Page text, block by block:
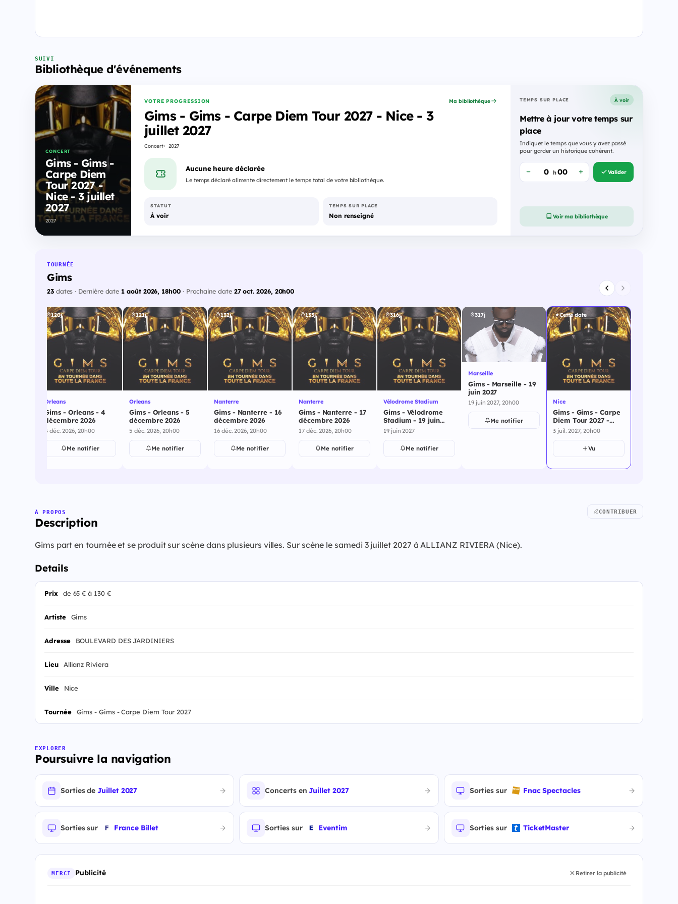
SUIVI
Bibliothèque d'événements
CONCERT
Gims - Gims -
Carpe Diem
Tour 2027 -
Nice - 3 juillet
2027
2027
VOTRE PROGRESSION
Gims - Gims - Carpe Diem Tour 2027 - Nice - 3
juillet 2027
Concert 2027
Ma bibliothèque
Aucune heure déclarée
Le temps déclaré alimente directement le temps total de votre bibliothèque.
STATUT
À voir
TEMPS SUR PLACE
Non renseigné
TEMPS SUR PLACE À voir
Mettre à jour votre temps sur
place
Indiquez le temps que vous y avez passé
pour garder un historique cohérent.
h Valider
Voir ma bibliothèque
TOURNÉE
Gims
23dates · Dernière date 1 août 2026, 18h00· Prochaine date 27 oct. 2026, 20h00
120j
Orleans
Gims - Orleans - 4
décembre 2026
4 déc. 2026, 20h00
Me notifier
121j
Orleans
Gims - Orleans - 5
décembre 2026
5 déc. 2026, 20h00
Me notifier
132j
Nanterre
Gims - Nanterre - 16
décembre 2026
16 déc. 2026, 20h00
Me notifier
133j
Nanterre
Gims - Nanterre - 17
décembre 2026
17 déc. 2026, 20h00
Me notifier
316j
Vélodrome Stadium
Gims - Vélodrome
Stadium - 19 juin
2027
19 juin 2027
Me notifier
317j
Marseille
Gims - Marseille - 19
juin 2027
19 juin 2027, 20h00
Me notifier
Cette date
Nice
Gims - Gims - Carpe
Diem Tour 2027 -
Nice - 3 juillet 2027
3 juil. 2027, 20h00
Vu
À PROPOS
Description
CONTRIBUER
Gims part en tournée et se produit sur scène dans plusieurs villes. Sur scène le samedi 3 juillet 2027 à ALLIANZ RIVIERA (Nice).
Details
Prix de 65 € à 130 €
Artiste Gims
Adresse BOULEVARD DES JARDINIERS
Lieu Allianz Riviera
Ville Nice
Tournée Gims - Gims - Carpe Diem Tour 2027
EXPLORER
Poursuivre la navigation
Sorties deJuillet 2027 Concerts enJuillet 2027 Sorties sur Fnac Spectacles
Sorties sur France Billet Sorties sur Eventim Sorties sur TicketMaster
MERCI Publicité Retirer la publicité